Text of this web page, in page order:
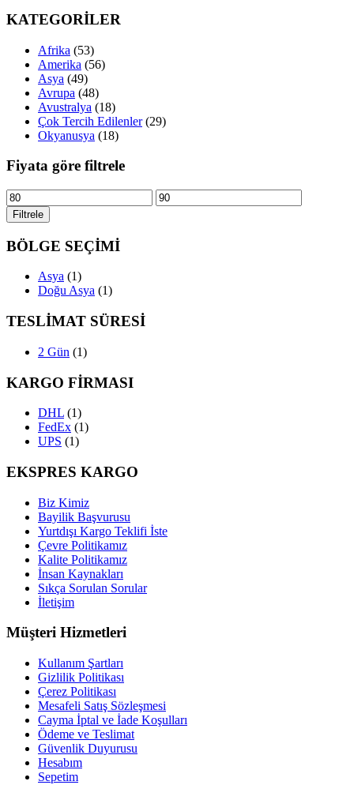
KATEGORİLER
Afrika (53)
Amerika (56)
Asya (49)
Avrupa (48)
Avustralya (18)
Çok Tercih Edilenler (29)
Okyanusya (18)
Fiyata göre filtrele
En
düşük
fiyat
En
yüksek
Filtrele
BÖLGE SEÇİMİ
Asya (1)
Doğu Asya (1)
TESLİMAT SÜRESİ
2 Gün (1)
KARGO FİRMASI
DHL (1)
FedEx (1)
UPS (1)
EKSPRES KARGO
Biz Kimiz
Bayilik Başvurusu
Yurtdışı Kargo Teklifi İste
Çevre Politikamız
Kalite Politikamız
İnsan Kaynakları
Sıkça Sorulan Sorular
İletişim
Müşteri Hizmetleri
Kullanım Şartları
Gizlilik Politikası
Çerez Politikası
Mesafeli Satış Sözleşmesi
Cayma İptal ve İade Koşulları
Ödeme ve Teslimat
Güvenlik Duyurusu
Hesabım
Sepetim